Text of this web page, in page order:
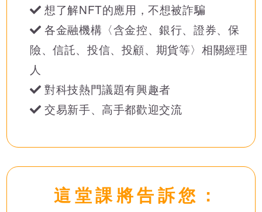
想了解NFT的應用，不想被詐騙
各金融機構〈含金控、銀行、證券、保
險、信託、投信、投顧、期貨等〉相關經理
人
對科技熱門議題有興趣者
交易新手、高手都歡迎交流
這堂課將告訴您：